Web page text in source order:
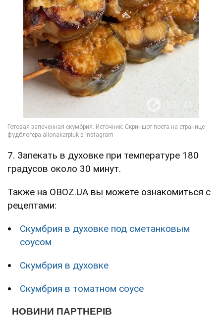
7. Запекать в духовке при температуре 180
градусов около 30 минут.
Также на OBOZ.UA вы можете ознакомиться с
рецептами:
Скумбрия в духовке под сметанковым
соусом
Скумбрия в духовке
Скумбрия в томатном соусе